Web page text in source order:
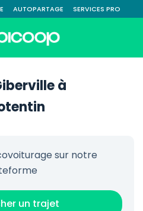
AUTOPARTAGE SERVICES PRO
à
sur notre
un trajet